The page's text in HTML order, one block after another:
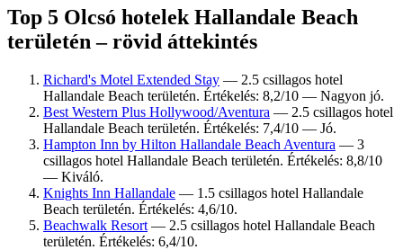
Top 5 Olcsó hotelek Hallandale Beach
területén – rövid áttekintés
Richard's Motel Extended Stay — 2.5 csillagos hotel
Hallandale Beach területén. Értékelés: 8,2/10 — Nagyon jó.
Best Western Plus Hollywood/Aventura — 2.5 csillagos hotel
Hallandale Beach területén. Értékelés: 7,4/10 — Jó.
Hampton Inn by Hilton Hallandale Beach Aventura — 3
csillagos hotel Hallandale Beach területén. Értékelés: 8,8/10
— Kiváló.
Knights Inn Hallandale — 1.5 csillagos hotel Hallandale
Beach területén. Értékelés: 4,6/10.
Beachwalk Resort — 2.5 csillagos hotel Hallandale Beach
területén. Értékelés: 6,4/10.